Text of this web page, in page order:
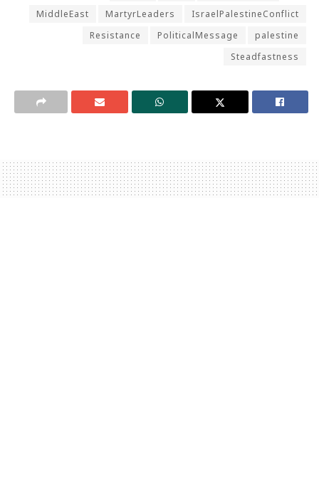
IsraelPalestineConflict
MartyrLeaders
MiddleEast
palestine
PoliticalMessage
Resistance
Steadfastness